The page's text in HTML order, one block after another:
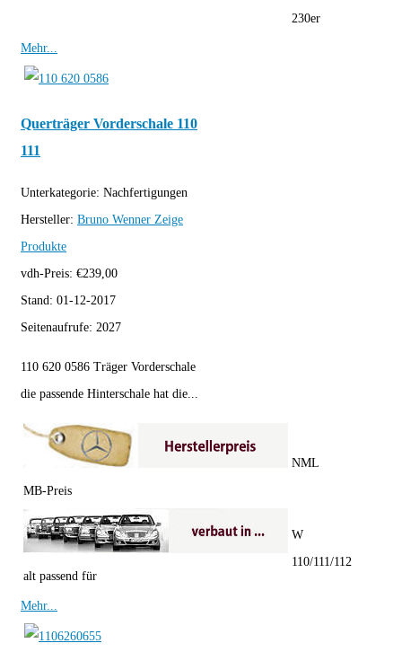
230er
Mehr...
Querträger Vorderschale 110
111
Unterkategorie: Nachfertigungen
Hersteller: Bruno Wenner Zeige
Produkte
vdh-Preis: €239,00
Stand: 01-12-2017
Seitenaufrufe: 2027
110 620 0586 Träger Vorderschale
die passende Hinterschale hat die...
MB-Preis
NML
alt passend für
W
110/111/112
Mehr...